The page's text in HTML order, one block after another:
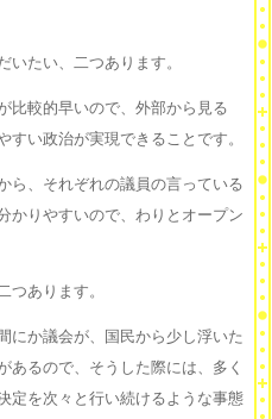
たい、二つあります。
比較的早いので、外部から見る
すい政治が実現できることです。
、それぞれの議員の言っている
かりやすいので、わりとオープン
あります。
か議会が、国民から少し浮いた
あるので、そうした際には、多く
定を次々と行い続けるような事態